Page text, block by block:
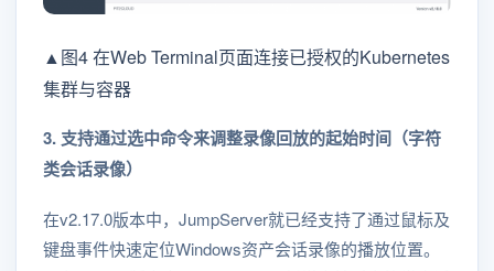
▲图4 在Web Terminal页面连接已授权的Kubernetes
集群与容器
3. 支持通过选中命令来调整录像回放的起始时间（字符
类会话录像）
在v2.17.0版本中，JumpServer就已经支持了通过鼠标及
键盘事件快速定位Windows资产会话录像的播放位置。